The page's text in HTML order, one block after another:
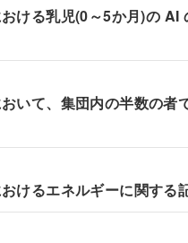
ける乳児(0～5か月)の
いて、集団内の半数の
けるエネルギーに関する